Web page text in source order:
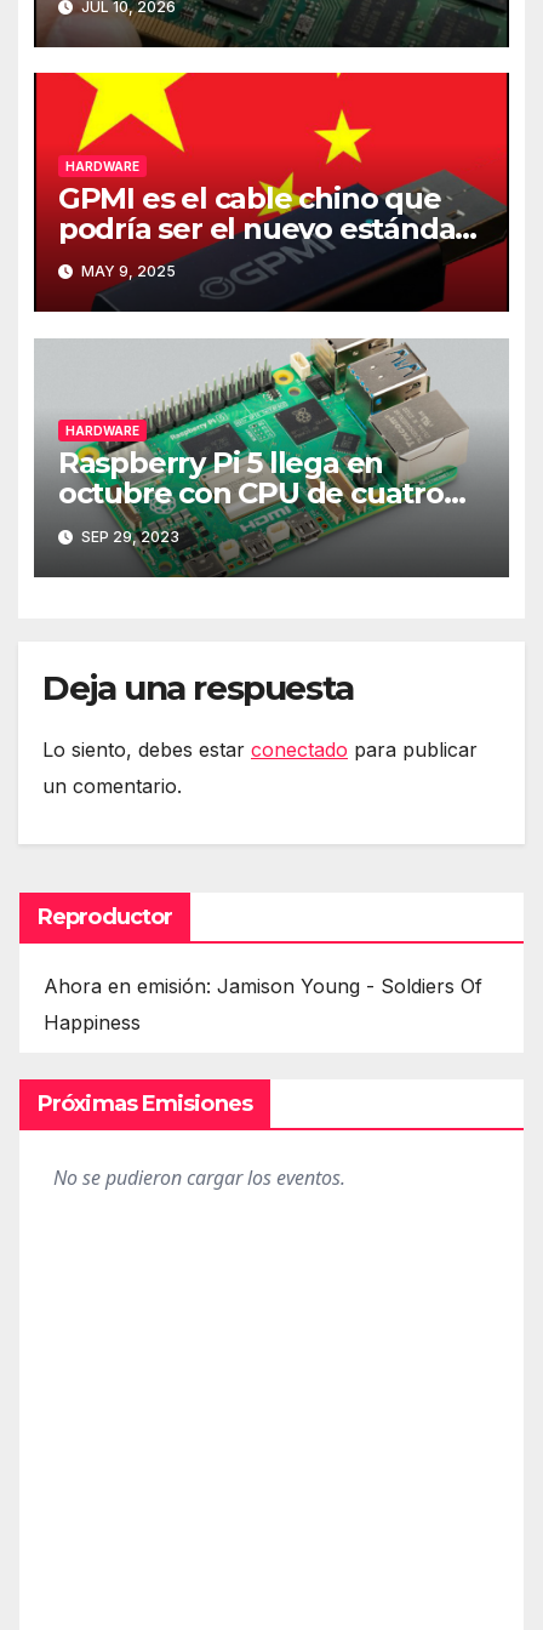
JUL 10, 2026
HARDWARE
GPMI es el cable chino que
podría ser el nuevo estándar
de carga y transferencia de
datos
MAY 9, 2025
HARDWARE
Raspberry Pi 5 llega en
octubre con CPU de cuatro
núcleos y más RAM
SEP 29, 2023
Deja una respuesta
Lo siento, debes estar conectado para publicar
un comentario.
Reproductor
Ahora en emisión: Jamison Young - Soldiers Of
Happiness
Próximas Emisiones